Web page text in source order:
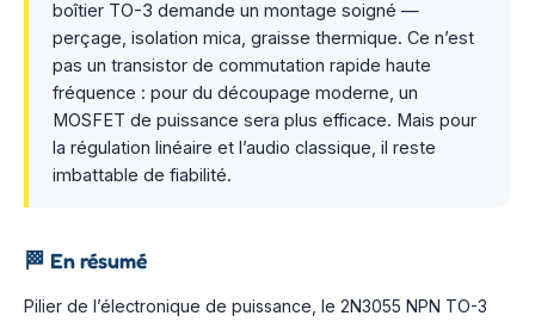
boîtier TO-3 demande un montage soigné —
perçage, isolation mica, graisse thermique. Ce n’est
pas un transistor de commutation rapide haute
fréquence : pour du découpage moderne, un
MOSFET de puissance sera plus efficace. Mais pour
la régulation linéaire et l’audio classique, il reste
imbattable de fiabilité.
🏁 En résumé
Pilier de l’électronique de puissance, le 2N3055 NPN TO-3